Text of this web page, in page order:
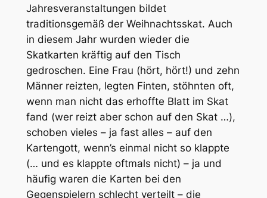
Jahresveranstaltungen bildet
traditionsgemäß der Weihnachtsskat. Auch
in diesem Jahr wurden wieder die
Skatkarten kräftig auf den Tisch
gedroschen. Eine Frau (hört, hört!) und zehn
Männer reizten, legten Finten, stöhnten oft,
wenn man nicht das erhoffte Blatt im Skat
fand (wer reizt aber schon auf den Skat …),
schoben vieles – ja fast alles – auf den
Kartengott, wenn’s einmal nicht so klappte
(… und es klappte oftmals nicht) – ja und
häufig waren die Karten bei den
Gegenspielern schlecht verteilt – die